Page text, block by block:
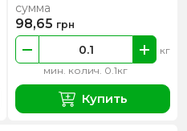
мин. колич. 0.1кг
кг
сумма
98,65 грн
Купить